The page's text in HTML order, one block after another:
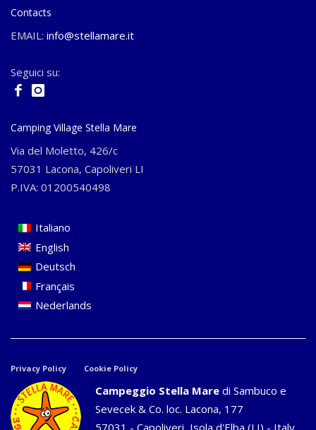
Contacts
EMAIL: info@stellamare.it
Seguici su:
Camping Village Stella Mare
Via del Moletto, 426/c
57031 Lacona, Capoliveri LI
P.IVA: 01200540498
Italiano
English
Deutsch
Français
Nederlands
Privacy Policy Cookie Policy
Campeggio Stella Mare di Sambuco e
Sevecek & Co. loc. Lacona, 177
57031 - Capoliveri, Isola d'Elba (LI) - Italy